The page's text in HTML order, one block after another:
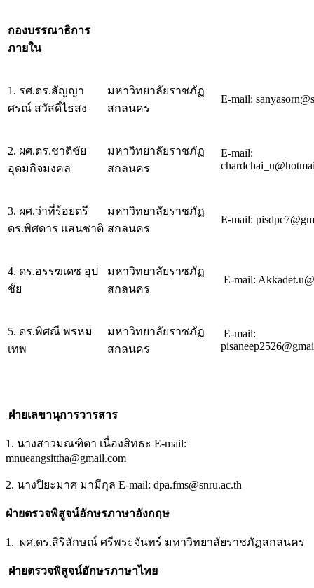
กองบรรณาธิการ
ภายใน
1. รศ.ดร.สัญญา
ศรณ์ สวัสดิ์ไธสง
มหาวิทยาลัยราชภัฏ
สกลนคร
E-mail:
2. ผศ.ดร.ชาติชัย
อุดมกิจมงคล
มหาวิทยาลัยราชภัฏ
สกลนคร
E-mail:
3. ผศ.ว่าที่ร้อยตรี
ดร.พิศดาร แสนชาติ
มหาวิทยาลัยราชภัฏ
สกลนคร
E-mail:
4. ดร.อรรฆเดช อุป
ชัย
มหาวิทยาลัยราชภัฏ
สกลนคร
E-mail:
5. ดร.พิศณี พรหม
เทพ
มหาวิทยาลัยราชภัฏ
สกลนคร
E-mail:
ฝ่ายเลขานุการวารสาร
1. นางสาวมณฑิตา เนื่องสิทธะ E-mail:
mnueangsittha@gmail.com
2. นางปิยะมาศ มามีกุล E-mail: dpa.fms@snru.ac.th
ฝ่ายตรวจพิสูจน์อักษรภาษาอังกฤษ
1. ผศ.ดร.สิริลักษณ์ ศรีพระจันทร์ มหาวิทยาลัยราชภัฏสกลนคร
ฝ่ายตรวจพิสูจน์อักษรภาษาไทย